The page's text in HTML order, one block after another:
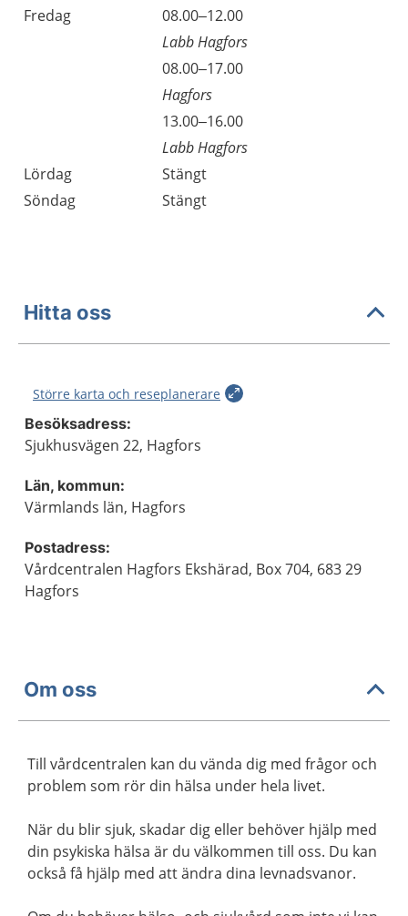
Fredag
08.00–12.00
Labb Hagfors
08.00–17.00
Hagfors
13.00–16.00
Labb Hagfors
Lördag
Stängt
Söndag
Stängt
Hitta oss
Större karta och reseplanerare
Besöksadress:
Sjukhusvägen 22, Hagfors
Län, kommun:
Värmlands län, Hagfors
Postadress:
Vårdcentralen Hagfors Ekshärad, Box 704, 683 29
Hagfors
Om oss
Till vårdcentralen kan du vända dig med frågor och
problem som rör din hälsa under hela livet.
När du blir sjuk, skadar dig eller behöver hjälp med
din psykiska hälsa är du välkommen till oss. Du kan
också få hjälp med att ändra dina levnadsvanor.